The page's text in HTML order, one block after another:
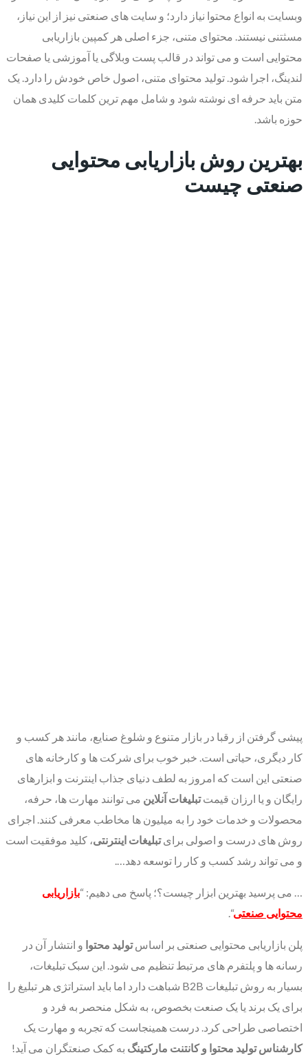
وبسایت به انواع محتوا نیاز دارد؛ و سایت های صنعتی نیز از این نیاز،
مسثتنی نیستند. محتوای متنی، جزء اصلی هر کمپین بازاریابی
محتوایی است و می تواند در قالب پست وبلاگی یا آموزشی یا صفحات
لندینگ، اجرا شود. تولید محتوای متنی، اصول خاص خودش را دارد. یک
متن باید حرفه ای نوشته شود و شامل مهم ترین کلمات کلیدی همان
حوزه باشد.
بهترین روش بازاریابی محتوایی
صنعتی چیست
پیشی گرفتن از رقبا در بازار متنوع و شلوغ صنایع، مانند هر کسب و
کار دیگری، حیاتی است. خبر خوب برای شرکت ها و کارخانه های
صنعتی این است که امروز به لطف دنیای جذاب اینترنت و ابزارهای
رایگان و یا ارزان قیمتتبلیغات آنلاین می توانند مهارت ها، حرفه،
محصولات و خدمات خود را به میلیون ها مخاطب معرفی کنند. اجرای
روش های درست و اصولی برایتبلیغات اینترنتی، کلید موفقیت است
و می تواند رشد کسب و کار را توسعه دهد….
… می پرسید بهترین ابزار چیست؟؛ پاسخ می دهیم: “بازاریابی
محتوایی صنعتی“.
پلن بازاریابی محتوایی صنعتی بر اساستولید محتوا و انتشار آن در
رسانه ها و پلتفرم های مرتبط تنظیم می شود. این سبک تبلیغات،
بسیار به روش تبلیغات B2B شباهت دارد اما باید استراتژی هر تبلیغ را
برای یک برند یا یک صنعت بخصوص، به شکل منحصر به فرد و
اختصاصی طراحی کرد. درست همینجاست که تجربه و مهارت یک
کارشناس تولید محتوا و کانتنت مارکتینگ به کمک صنعتگران می آید!